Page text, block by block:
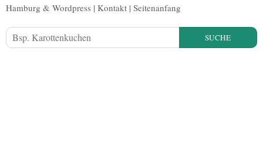
Hamburg & Wordpress | Kontakt | Seitenanfang
SUCHE